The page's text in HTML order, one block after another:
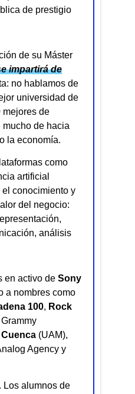
de prestigio
de su Máster
impartirá de
no hablamos de
universidad de
mejores de
de hacia
la economía.
como
artificial
el conocimiento y
del negocio:
análisis
en activo de Sony
a nombres como
100, Rock
Cuenca (UAM),
Agency y
Los alumnos de